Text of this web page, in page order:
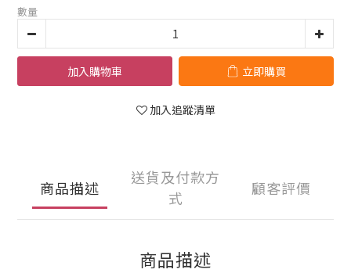
數量
加入購物車 立即購買
加入追蹤清單
商品描述
送貨及付款方
式
顧客評價
商品描述